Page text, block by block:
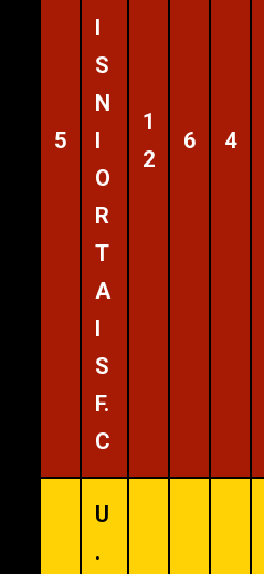
5
I
S
N
I
O
R
T
A
I
S
F.
C
1
2
6 4
U
.